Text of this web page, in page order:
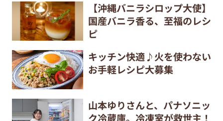
【沖縄バニラシロップ大使】
国産バニラ香る、至福のレシ
ピ
キッチン快適♪火を使わない
お手軽レシピ大募集
山本ゆりさんと、パナソニッ
ク冷蔵庫。冷凍室が救世主！